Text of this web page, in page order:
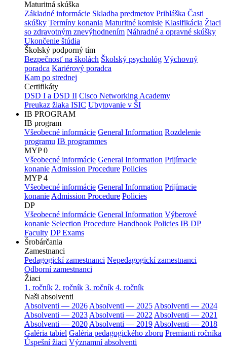
Maturitná skúška
Základné informácie Skladba predmetov Prihláška Časti
skúšky Termíny konania Maturitné komisie Klasifikácia Žiaci
so zdravotným znevýhodnením Náhradné a opravné skúšky
Ukončenie štúdia
Školský podporný tím
Bezpečnosť na školách Školský psychológ Výchovný
poradca Kariérový poradca
Kam po strednej
Certifikáty
DSD I a DSD II Cisco Networking Academy
Preukaz žiaka ISIC Ubytovanie v ŠI
IB PROGRAM
IB program
Všeobecné informácie General Information Rozdelenie
programu IB programmes
MYP 0
Všeobecné informácie General Information Prijímacie
konanie Admission Procedure Policies
MYP 4
Všeobecné informácie General Information Prijímacie
konanie Admission Procedure Policies
DP
Všeobecné informácie General Information Výberové
konanie Selection Procedure Handbook Policies IB DP
Faculty DP Exams
Šrobárčania
Zamestnanci
Pedagogickí zamestnanci Nepedagogickí zamestnanci
Odborní zamestnanci
Žiaci
1. ročník 2. ročník 3. ročník 4. ročník
Naši absolventi
Absolventi — 2026 Absolventi — 2025 Absolventi — 2024
Absolventi — 2023 Absolventi — 2022 Absolventi — 2021
Absolventi — 2020 Absolventi — 2019 Absolventi — 2018
Galéria tabiel Galéria pedagogického zboru Premianti ročníka
Úspešní žiaci Významní absolventi